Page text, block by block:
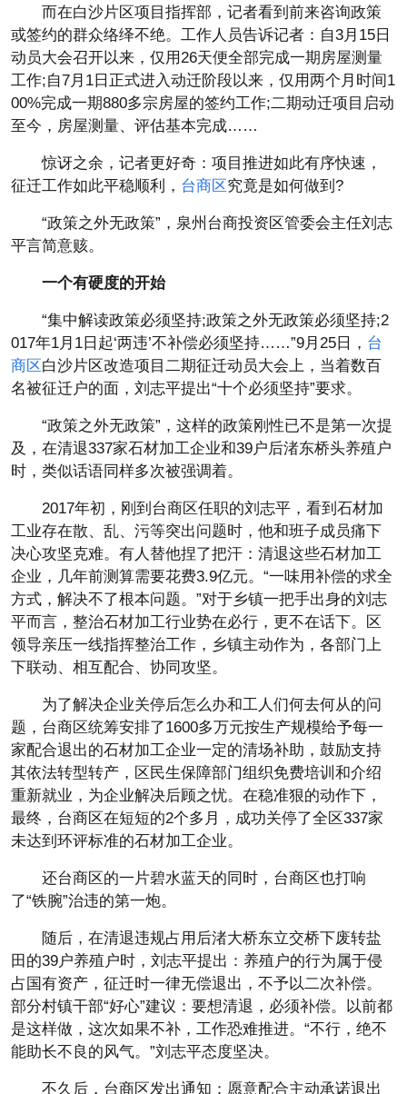
而在白沙片区项目指挥部，记者看到前来咨询政策
或签约的群众络绎不绝。工作人员告诉记者：自3月15日
动员大会召开以来，仅用26天便全部完成一期房屋测量
工作;自7月1日正式进入动迁阶段以来，仅用两个月时间1
00%完成一期880多宗房屋的签约工作;二期动迁项目启动
至今，房屋测量、评估基本完成……
惊讶之余，记者更好奇：项目推进如此有序快速，
征迁工作如此平稳顺利， 台商区究竟是如何做到?
“政策之外无政策”，泉州台商投资区管委会主任刘志
平言简意赅。
一个有硬度的开始
“集中解读政策必须坚持;政策之外无政策必须坚持;2
017年1月1日起‘两违’不补偿必须坚持……”9月25日， 台
商区白沙片区改造项目二期征迁动员大会上，当着数百
名被征迁户的面，刘志平提出“十个必须坚持”要求。
“政策之外无政策”，这样的政策刚性已不是第一次提
及，在清退337家石材加工企业和39户后渚东桥头养殖户
时，类似话语同样多次被强调着。
2017年初，刚到台商区任职的刘志平，看到石材加
工业存在散、乱、污等突出问题时，他和班子成员痛下
决心攻坚克难。有人替他捏了把汗：清退这些石材加工
企业，几年前测算需要花费3.9亿元。“一味用补偿的求全
方式，解决不了根本问题。”对于乡镇一把手出身的刘志
平而言，整治石材加工行业势在必行，更不在话下。区
领导亲压一线指挥整治工作，乡镇主动作为，各部门上
下联动、相互配合、协同攻坚。
为了解决企业关停后怎么办和工人们何去何从的问
题，台商区统筹安排了1600多万元按生产规模给予每一
家配合退出的石材加工企业一定的清场补助，鼓励支持
其依法转型转产，区民生保障部门组织免费培训和介绍
重新就业，为企业解决后顾之忧。在稳准狠的动作下，
最终，台商区在短短的2个多月，成功关停了全区337家
未达到环评标准的石材加工企业。
还台商区的一片碧水蓝天的同时，台商区也打响
了“铁腕”治违的第一炮。
随后，在清退违规占用后渚大桥东立交桥下废转盐
田的39户养殖户时，刘志平提出：养殖户的行为属于侵
占国有资产，征迁时一律无偿退出，不予以二次补偿。
部分村镇干部“好心”建议：要想清退，必须补偿。以前都
是这样做，这次如果不补，工作恐难推进。“不行，绝不
能助长不良的风气。”刘志平态度坚决。
不久后，台商区发出通知：愿意配合主动承诺退出